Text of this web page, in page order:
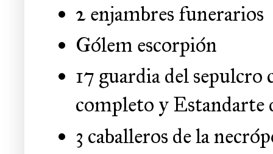
2 enjambres funerarios
Gólem escorpión
17 guardia del sepulcro
completo y
3 caballeros de la